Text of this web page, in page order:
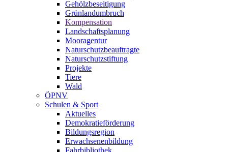
Gehölzbeseitigung
Grünlandumbruch
Kompensation
Landschaftsplanung
Mooragentur
Naturschutzbeauftragte
Naturschutzstiftung
Projekte
Tiere
Wald
ÖPNV
Schulen & Sport
Aktuelles
Demokratieförderung
Bildungsregion
Erwachsenenbildung
Fahrbibliothek